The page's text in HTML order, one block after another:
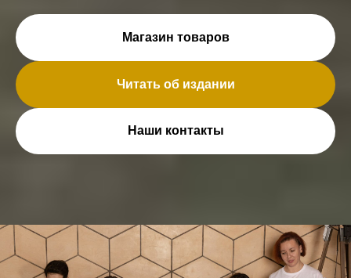
Магазин товаров
Читать об издании
Наши контакты